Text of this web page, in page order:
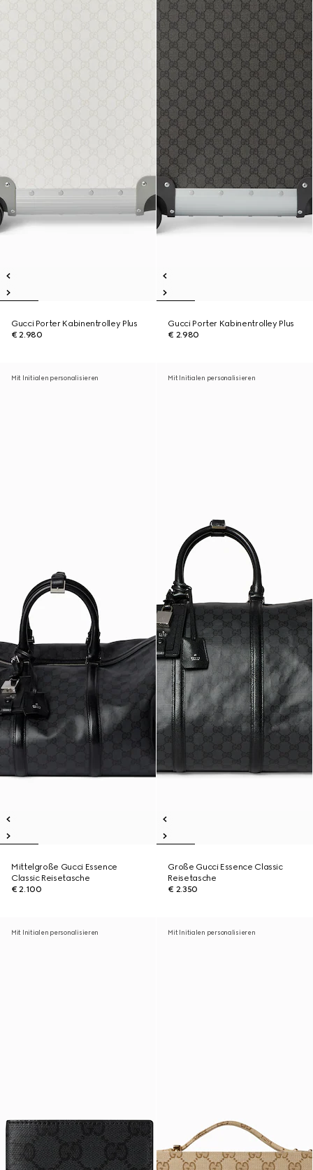
Gucci Porter Kabinentrolley Plus
€ 2.980
Gucci Porter Kabinentrolley Plus
€ 2.980
Mit Initialen personalisieren
Mittelgroße Gucci Essence
Classic Reisetasche
€ 2.100
Mit Initialen personalisieren
Große Gucci Essence Classic
Reisetasche
€ 2.350
Mit Initialen personalisieren Mit Initialen personalisieren